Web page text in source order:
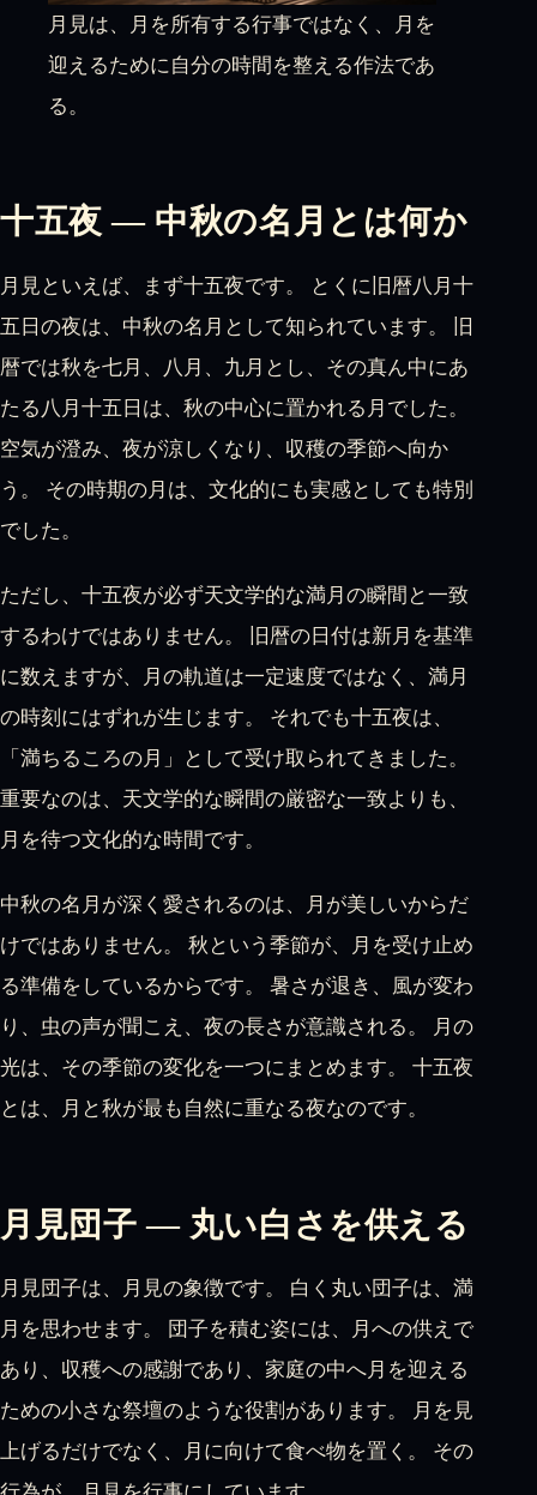
月見は、月を所有する行事ではなく、月を
迎えるために自分の時間を整える作法であ
る。
十五夜 — 中秋の名月とは何か
月見といえば、まず十五夜です。 とくに旧暦八月十
五日の夜は、中秋の名月として知られています。 旧
暦では秋を七月、八月、九月とし、その真ん中にあ
たる八月十五日は、秋の中心に置かれる月でした。
空気が澄み、夜が涼しくなり、収穫の季節へ向か
う。 その時期の月は、文化的にも実感としても特別
でした。
ただし、十五夜が必ず天文学的な満月の瞬間と一致
するわけではありません。 旧暦の日付は新月を基準
に数えますが、月の軌道は一定速度ではなく、満月
の時刻にはずれが生じます。 それでも十五夜は、
「満ちるころの月」として受け取られてきました。
重要なのは、天文学的な瞬間の厳密な一致よりも、
月を待つ文化的な時間です。
中秋の名月が深く愛されるのは、月が美しいからだ
けではありません。 秋という季節が、月を受け止め
る準備をしているからです。 暑さが退き、風が変わ
り、虫の声が聞こえ、夜の長さが意識される。 月の
光は、その季節の変化を一つにまとめます。 十五夜
とは、月と秋が最も自然に重なる夜なのです。
月見団子 — 丸い白さを供える
月見団子は、月見の象徴です。 白く丸い団子は、満
月を思わせます。 団子を積む姿には、月への供えで
あり、収穫への感謝であり、家庭の中へ月を迎える
ための小さな祭壇のような役割があります。 月を見
上げるだけでなく、月に向けて食べ物を置く。 その